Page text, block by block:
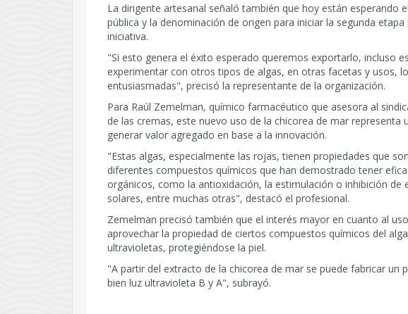
La dirigente artesanal señaló también que hoy están esperando
pública y la denominación de origen para iniciar la segunda
iniciativa.
"Si esto genera el éxito esperado queremos exportarlo, incluso
experimentar con otros tipos de algas, en otras facetas y usos,
entusiasmadas", precisó la representante de la organización.
Para Raúl Zemelman, químico farmacéutico que asesora al
de las cremas, este nuevo uso de la chicorea de mar
generar valor agregado en base a la innovación.
"Estas algas, especialmente las rojas, tienen propiedades que
diferentes compuestos químicos que han demostrado tener
orgánicos, como la antioxidación, la estimulación o inhibición de
solares, entre muchas otras", destacó el profesional.
Zemelman precisó también que el interés mayor en cuanto al
aprovechar la propiedad de ciertos compuestos químicos del
ultravioletas, protegiéndose la piel.
"A partir del extracto de la chicorea de mar se puede fabricar un
bien luz ultravioleta B y A", subrayó.